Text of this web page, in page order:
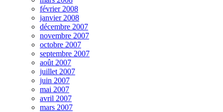
février 2008
janvier 2008
décembre 2007
novembre 2007
octobre 2007
septembre 2007
août 2007
juillet 2007
juin 2007
mai 2007
avril 2007
mars 2007